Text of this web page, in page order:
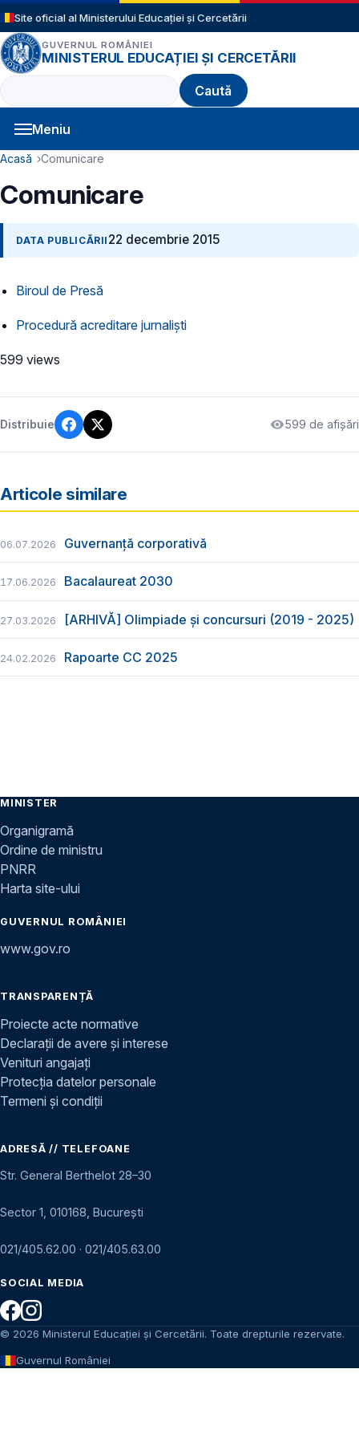
Sari la conținutul principal
Site oficial al Ministerului Educației și Cercetării
GUVERNUL ROMÂNIEI
MINISTERUL EDUCAȚIEI ȘI CERCETĂRII
Caută
Meniu
Navigație principală
Cale de navigare
Acasă Comunicare
Comunicare
DATA PUBLICĂRII 22 decembrie 2015
Biroul de Presă
Procedură acreditare jurnaliști
599 views
Distribuie 599 de afișări
Articole similare
06.07.2026 Guvernanță corporativă
17.06.2026 Bacalaureat 2030
27.03.2026 [ARHIVĂ] Olimpiade și concursuri (2019 - 2025)
24.02.2026 Rapoarte CC 2025
MINISTER
Organigramă
Ordine de ministru
PNRR
Harta site-ului
GUVERNUL ROMÂNIEI
www.gov.ro
TRANSPARENȚĂ
Proiecte acte normative
Declarații de avere și interese
Venituri angajați
Protecția datelor personale
Termeni și condiții
ADRESĂ // TELEFOANE
Str. General Berthelot 28–30
Sector 1, 010168, București
021/405.62.00 · 021/405.63.00
SOCIAL MEDIA
© 2026 Ministerul Educației și Cercetării. Toate drepturile rezervate.
Guvernul României